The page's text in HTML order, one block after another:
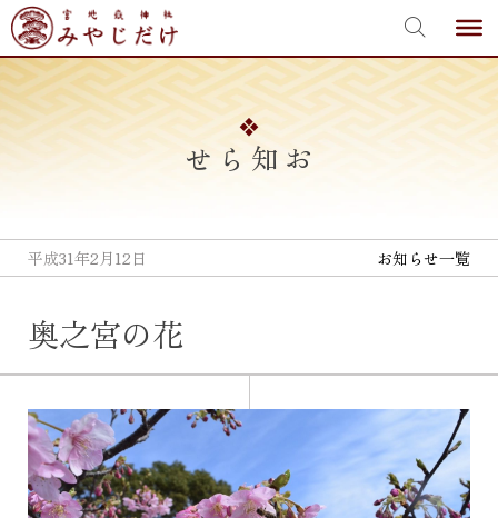
Skip
to
content
お知らせ
平成31年2月12日 お知らせ一覧
奥之宮の花